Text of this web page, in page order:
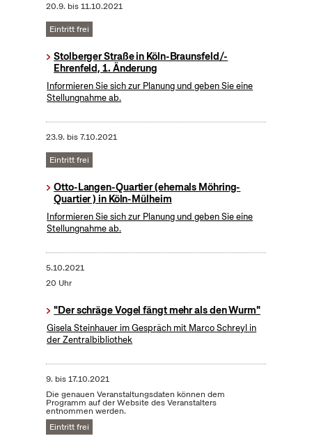
20.9. bis11.10.2021
Eintritt frei
Stolberger Straße in Köln-Braunsfeld/-
Ehrenfeld, 1. Änderung
Informieren Sie sich zur Planung und geben Sie eine
Stellungnahme ab.
23.9. bis7.10.2021
Eintritt frei
Otto-Langen-Quartier (ehemals Möhring-
Quartier ) in Köln-Mülheim
Informieren Sie sich zur Planung und geben Sie eine
Stellungnahme ab.
5.10.2021
20 Uhr
"Der schräge Vogel fängt mehr als den Wurm"
Gisela Steinhauer im Gespräch mit Marco Schreyl in
der Zentralbibliothek
9. bis17.10.2021
Die genauen Veranstaltungsdaten können dem
Programm auf der Website des Veranstalters
entnommen werden.
Eintritt frei